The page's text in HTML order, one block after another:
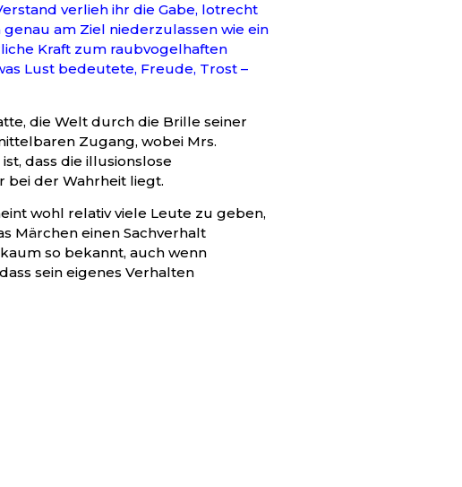
verlieh ihr die Gabe, lotrecht
am Ziel niederzulassen wie ein
Kraft zum raubvogelhaften
Lust bedeutete, Freude, Trost –
die Welt durch die Brille seiner
Zugang, wobei Mrs.
dass die illusionslose
bei der Wahrheit liegt.
wohl relativ viele Leute zu geben,
Märchen einen Sachverhalt
so bekannt, auch wenn
sein eigenes Verhalten